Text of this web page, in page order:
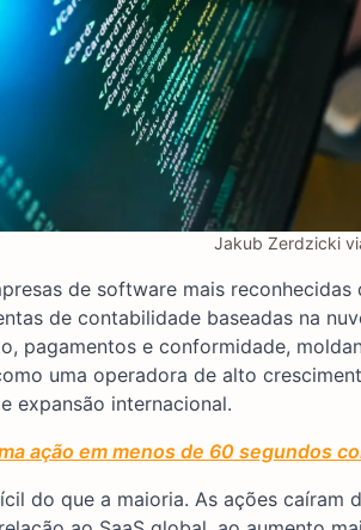
Jakub Zerdzicki
de software mais
de contabilidade baseadas na
pagamentos e conformidade,
uma operadora de alto
expansão internacional.
ação em menos de 60 segundos
do que a maioria. As ações caíram